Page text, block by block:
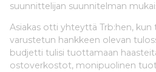
suunnittelijan suunnitelman
Asiakas otti yhteyttä Trb:hen, kun
varustetun hankkeen olevan
budjetti tulisi tuottamaan
ostoverkostot, monipuolinen